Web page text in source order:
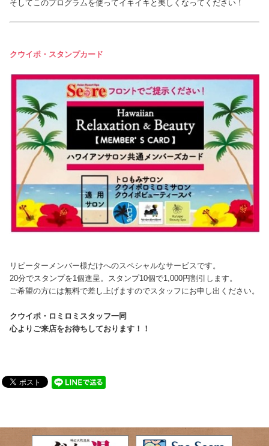
そしてこのプログラムを使ってイキイキと美しくなってください！
クウイポ・スタンプカード
リピーターメンバー様だけへのスペシャルなサービスです。
20分でスタンプを1個進呈。スタンプ10個で1,000円割引します。
ご希望の方には無料で差し上げますのでスタッフにお申し出ください。
クウイポ・ロミロミスタッフ一同
心よりご来店をお待ちしております！！